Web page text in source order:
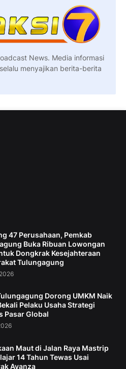
News. Media informasi
menyajikan berita-berita
47 Perusahaan, Pemkab
Buka Ribuan Lowongan
Dongkrak Kesejahteraan
Tulungagung
Dorong UMKM Naik
Pelaku Usaha Strategi
Pasar Global
Maut di Jalan Raya Mastrip
14 Tahun Tewas Usai
Avanza